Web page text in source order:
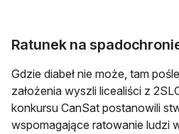
Ratunek na
Gdzie diabeł nie może, tam
założenia wyszli licealiści z
konkursu CanSat postanowili
wspomagające ratowanie ludzi